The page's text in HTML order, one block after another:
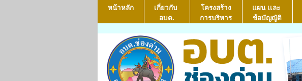
หน้าหลัก
เกี่ยวกับ
อบต.
โครงสร้าง
การบริหาร
แผน เเละ
ข้อบัญญัติ